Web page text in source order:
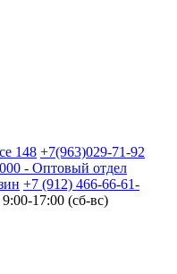
148 +7(963)029-71-92
- Оптовый отдел
+7 (912) 466-66-61-
17:00 (сб-вс)